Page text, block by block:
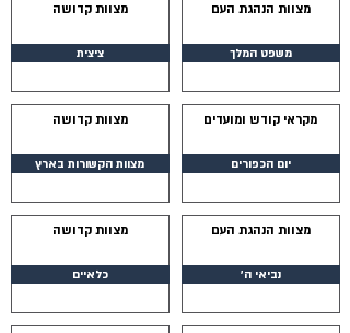
מצוות הנהגת העם
משפט המלך
מקראי קודש ומועדים
יום הכפורים
מצוות הנהגת העם
נביאי ה׳
מצוות קדושה
ציצית
מצוות קדושה
מצוות הקשורות בארץ
מצוות קדושה
כלאיים